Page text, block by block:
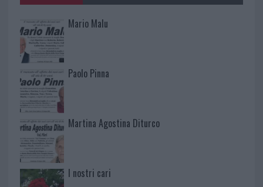
Mario Malu
Paolo Pinna
Martina Agostina Diturco
I nostri cari